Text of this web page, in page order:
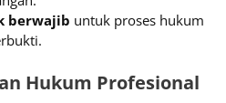
berwajib untuk proses hukum
Hukum Profesional